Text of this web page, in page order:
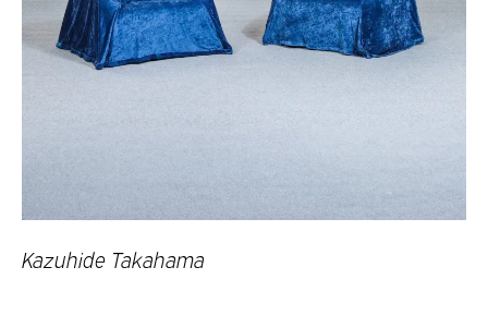
Kazuhide Takahama